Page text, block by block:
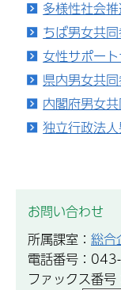
多様性社会
ちば男女共
女性サポー
県内男女共
内閣府男女
独立行政法
お問い合わせ
所属課室： 総合
電話番号：
ファックス番